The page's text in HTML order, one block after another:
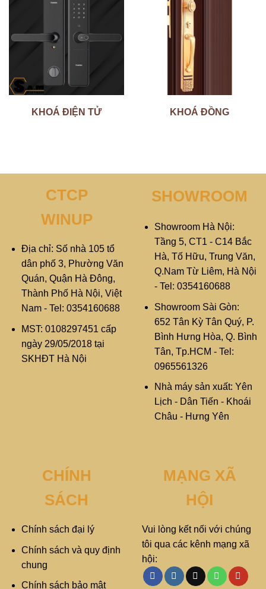
KHOÁ ĐIỆN TỬ KHOÁ ĐỒNG
CTCP
WINUP
Địa chỉ: Số nhà 105 tổ
dân phố 3, Phường Văn
Quán, Quận Hà Đông,
Thành Phố Hà Nội, Việt
Nam - Tel: 0354160688
MST: 0108297451 cấp
ngày 29/05/2018 tại
SKHĐT Hà Nội
SHOWROOM
Showroom Hà Nội:
Tầng 5, CT1 - C14 Bắc
Hà, Tố Hữu, Trung Văn,
Q.Nam Từ Liêm, Hà Nội
- Tel: 0354160688
Showroom Sài Gòn:
652 Tân Kỳ Tân Quý, P.
Bình Hưng Hòa, Q. Bình
Tân, Tp.HCM - Tel:
0965561326
Nhà máy sản xuất: Yên
Lịch - Dân Tiến - Khoái
Châu - Hưng Yên
CHÍNH
SÁCH
Chính sách đại lý
Chính sách và quy định
chung
Chính sách bảo mật
MẠNG XÃ
HỘI
Vui lòng kết nối với chúng
tôi qua các kênh mạng xã
hội: